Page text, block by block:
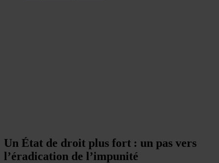
Un État de droit plus fort : un pas vers
l’éradication de l’impunité